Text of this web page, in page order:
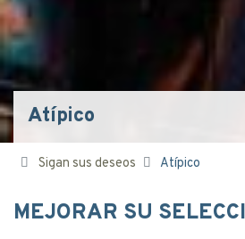
Atípico
Sigan sus deseos Atípico
MEJORAR SU